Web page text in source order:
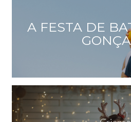
A FESTA DE